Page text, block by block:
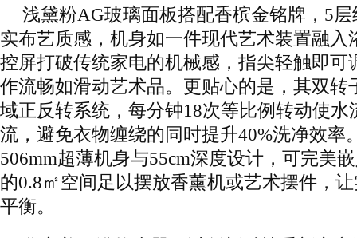
浅黛粉AG玻璃面板搭配香槟金铭牌，5
实布艺质感，机身如一件现代艺术装置融入
控屏打破传统家电的机械感，指尖轻触即可
作流畅如滑动艺术品。更贴心的是，其双转
域正反转系统，每分钟18次等比例转动使水
流，避免衣物缠绕的同时提升40%洗净效率
506mm超薄机身与55cm深度设计，可完美
的0.8㎡空间足以摆放香薰机或艺术摆件，
平衡。